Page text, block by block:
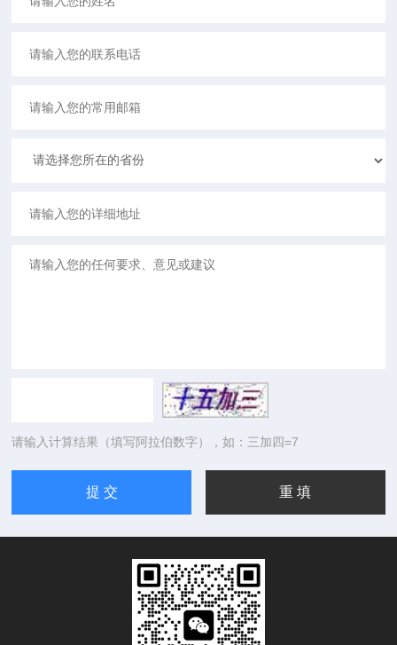
请输入计算结果（填写阿拉伯数字），如：三加四=7